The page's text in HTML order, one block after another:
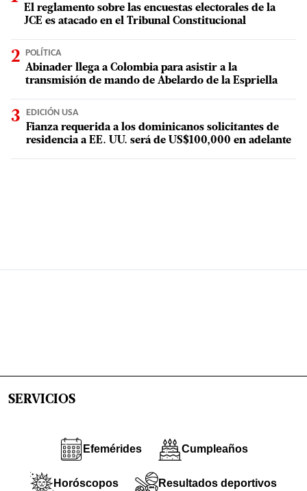
El reglamento sobre las encuestas electorales de la
JCE es atacado en el Tribunal Constitucional
POLÍTICA
Abinader llega a Colombia para asistir a la
transmisión de mando de Abelardo de la Espriella
EDICIÓN USA
Fianza requerida a los dominicanos solicitantes de
residencia a EE. UU. será de US$100,000 en adelante
SERVICIOS
Efemérides Cumpleaños
Horóscopos Resultados deportivos